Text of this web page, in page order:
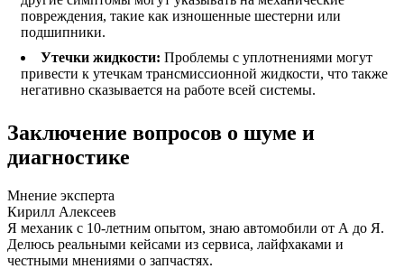
повреждения, такие как изношенные шестерни или
подшипники.
Утечки жидкости: Проблемы с уплотнениями могут
привести к утечкам трансмиссионной жидкости, что также
негативно сказывается на работе всей системы.
Заключение вопросов о шуме и
диагностике
Мнение эксперта
Кирилл Алексеев
Я механик с 10-летним опытом, знаю автомобили от А до Я.
Делюсь реальными кейсами из сервиса, лайфхаками и
честными мнениями о запчастях.